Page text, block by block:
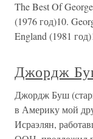
The Best Of
(1976 год)10.
England (1981
Джордж
Джордж Буш
в Америку мой
Исраэлян,